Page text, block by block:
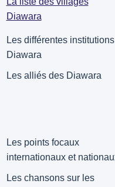
Diawara
Les différentes institutions
Diawara
Les alliés des Diawara
Les points focaux
internationaux et
Les chansons sur les